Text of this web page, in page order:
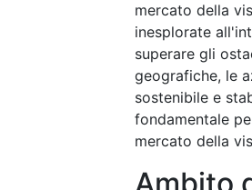
mercato della
inesplorate
superare gli
geografiche, le
sostenibile e
fondamentale
mercato della